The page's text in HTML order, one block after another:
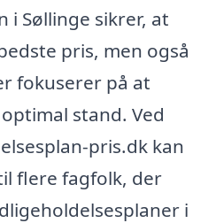
i Søllinge sikrer, at
pris, men også
fokuserer på at
stand. Ved
pris.dk kan
flere fagfolk, der
i